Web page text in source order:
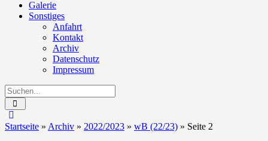
Galerie
Sonstiges
Anfahrt
Kontakt
Archiv
Datenschutz
Impressum
Startseite » Archiv » 2022/2023 » wB (22/23) » Seite 2